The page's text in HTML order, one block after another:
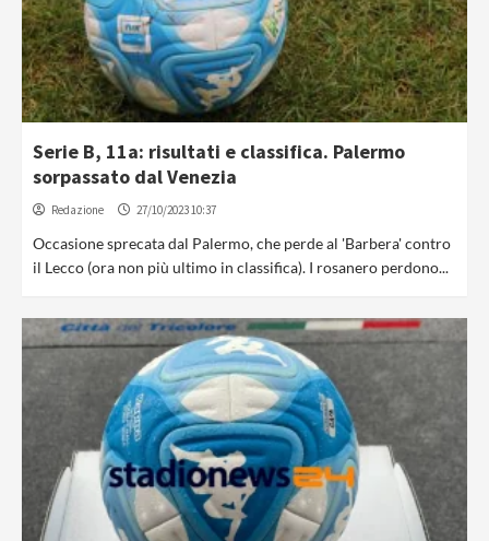
Serie B, 11a: risultati e classifica. Palermo
sorpassato dal Venezia
Redazione 27/10/2023 10:37
Occasione sprecata dal Palermo, che perde al 'Barbera' contro
il Lecco (ora non più ultimo in classifica). I rosanero perdono...